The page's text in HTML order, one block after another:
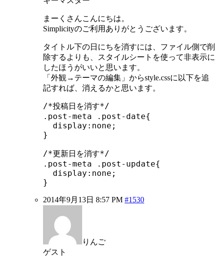
まーくさんこんにちは。
Simplicityのご利用ありがとうございます。
タイトル下の日にちを消すには、ファイル側で削
除するよりも、スタイルシートを使って非表示に
したほうがいいと思います。
「外観→テーマの編集」からstyle.cssに以下を追
記すれば、消えるかと思います。
/*投稿日を消す*/
.post-meta .post-date{
  display:none;
}
/*更新日を消す*/
.post-meta .post-update{
  display:none;
}
2014年9月13日 8:57 PM #1530
りんご
ゲスト